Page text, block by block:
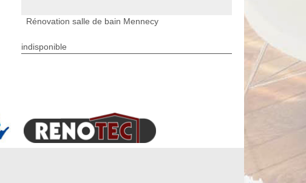
Rénovation salle de bain Mennecy
indisponible